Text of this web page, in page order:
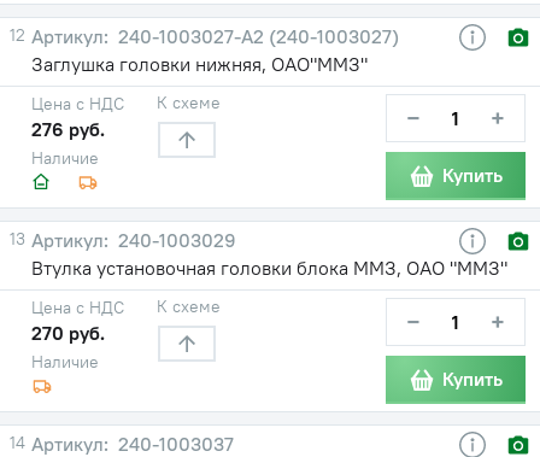
12
240-1003027-A2 (240-1003027)
Заглушка головки нижняя, ОАО"ММЗ"
Наличие
Цена с НДС
276 руб.
К схеме − +
Купить
13
240-1003029
Втулка установочная головки блока ММЗ, ОАО "ММЗ"
Наличие
Цена с НДС
270 руб.
К схеме − +
Купить
14
240-1003037